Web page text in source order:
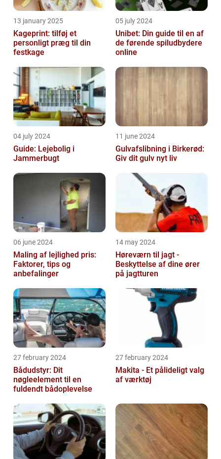
13 january 2025
Kageprint: tilføj et
personligt præg til din
festkage
05 july 2024
Unibet: Din guide til en af
de førende spiludbydere
online
04 july 2024
Guide: Lejebolig i
Jammerbugt
11 june 2024
Gulvafslibning i Birkerød:
Giv dit gulv nyt liv
06 june 2024
Maling af lejlighed pris:
Faktorer, tips og
anbefalinger
14 may 2024
Høreværn til jagt -
Beskyttelse af dine ører
på jagtturen
27 february 2024
Bådudstyr: Dit
nøgleelement til en
fuldendt bådoplevelse
27 february 2024
Makita - Et pålideligt valg
af værktøj